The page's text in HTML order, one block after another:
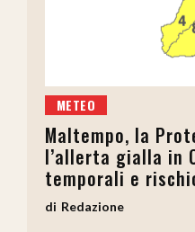
METEO
Maltempo, la
l’allerta gialla in
temporali e
Redazione